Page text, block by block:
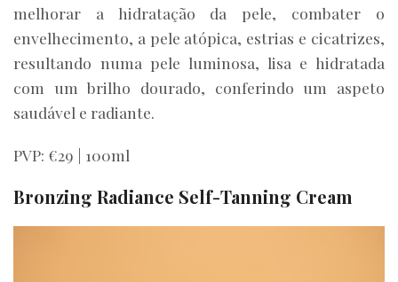
melhorar a hidratação da pele, combater o
envelhecimento, a pele atópica, estrias e cicatrizes,
resultando numa pele luminosa, lisa e hidratada
com um brilho dourado, conferindo um aspeto
saudável e radiante.
PVP: €29 | 100ml
Bronzing Radiance Self-Tanning Cream